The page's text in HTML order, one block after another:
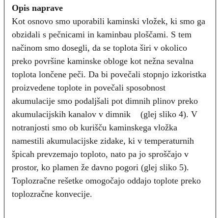
Opis naprave
Kot osnovo smo uporabili kaminski vložek, ki smo ga
obzidali s pečnicami in kaminbau ploščami. S tem
načinom smo dosegli, da se toplota širi v okolico
preko površine kaminske obloge kot nežna sevalna
toplota lončene peči. Da bi povečali stopnjo izkoristka
proizvedene toplote in povečali sposobnost
akumulacije smo podaljšali pot dimnih plinov preko
akumulacijskih kanalov v dimnik (glej sliko 4). V
notranjosti smo ob kurišču kaminskega vložka
namestili akumulacijske zidake, ki v temperaturnih
špicah prevzemajo toploto, nato pa jo sproščajo v
prostor, ko plamen že davno pogori (glej sliko 5).
Toplozračne rešetke omogočajo oddajo toplote preko
toplozračne konvecije.